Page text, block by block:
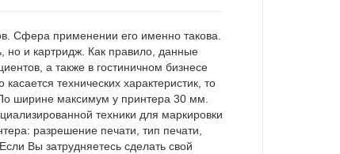
Сфера применении его именно такова.
но и картридж. Как правило, данные
а также в гостиничном бизнесе
технических характеристик, то
ширине максимум у принтера 30 мм.
техники для маркировки
разрешение печати, тип печати,
Вы затрудняетесь сделать свой